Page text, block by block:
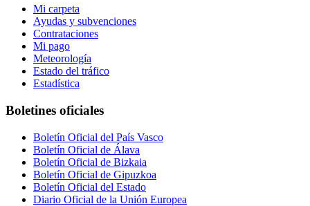
Mi carpeta
Ayudas y subvenciones
Contrataciones
Mi pago
Meteorología
Estado del tráfico
Estadística
Boletines oficiales
Boletín Oficial del País Vasco
Boletín Oficial de Álava
Boletín Oficial de Bizkaia
Boletín Oficial de Gipuzkoa
Boletín Oficial del Estado
Diario Oficial de la Unión Europea